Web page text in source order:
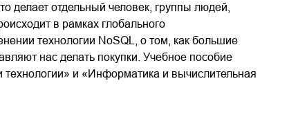
делает отдельный человек, группы людей,
в рамках глобального
технологии NoSQL, о том, как большие
нас делать покупки. Учебное пособие
и «Информатика и вычислительная